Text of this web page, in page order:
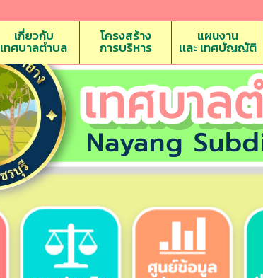
เกี่ยวกับ
เทศบาลตำบล
โครงสร้าง
การบริหาร
แผนงาน
เเละ เทศบัญญัติ